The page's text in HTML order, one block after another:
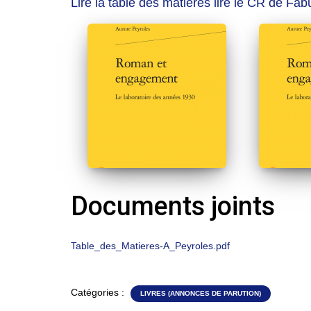
Lire la table des matières lire le CR de
Documents joints
Table_des_Matieres-A_Peyroles.pdf
Catégories : LIVRES (ANNONCES DE PARUTION)